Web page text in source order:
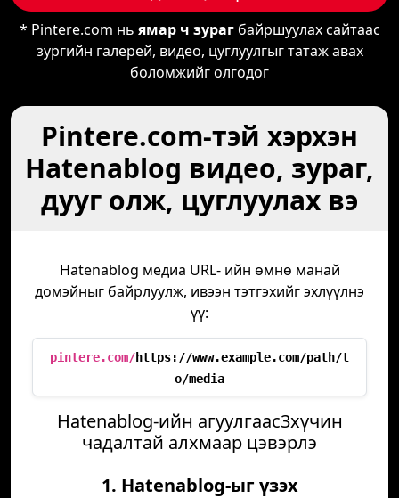
* Pintere.com нь ямар ч зурагбайршуулах сайтаас
зургийн галерей, видео, цуглуулгыг татаж авах
боломжийг олгодог
Pintere.com-тэй хэрхэн
Hatenablog видео, зураг,
дууг олж, цуглуулах вэ
Hatenablog медиа URL- ийн өмнө манай
домэйныг байрлуулж, ивээн тэтгэхийг эхлүүлнэ
үү:
pintere.com/https://www.example.com/path/t
o/media
Hatenablog-ийн агуулгаас3хүчин
чадалтай алхмаар цэвэрлэ
1. Hatenablog-ыг үзэх